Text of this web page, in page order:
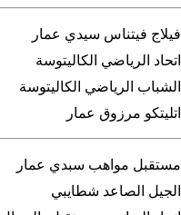
فيلاج فيتناس سيدي عمار
اتحاد الرياضي الكاليتوسة
الشباب الرياضي الكاليتوسة
اتليتكو مرزوق عمار
مستقبل مواهب سبدي عمار
الجيل الصاعد شطايبي